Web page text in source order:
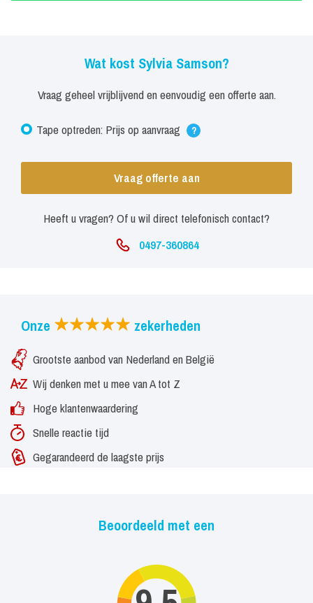
Wat kost Sylvia Samson?
Vraag geheel vrijblijvend en eenvoudig een offerte aan.
Tape optreden: Prijs op aanvraag ?
Vraag offerte aan
Heeft u vragen? Of u wil direct telefonisch contact?
0497-360864
Onze zekerheden
Grootste aanbod van Nederland en België
Wij denken met u mee van A tot Z
Hoge klantenwaardering
Snelle reactie tijd
Gegarandeerd de laagste prijs
Beoordeeld met een